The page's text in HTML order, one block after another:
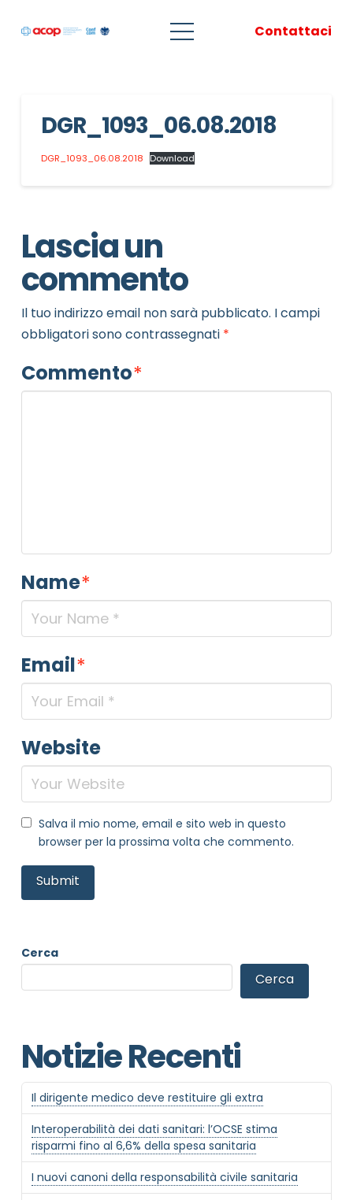
Contattaci
DGR_1093_06.08.2018
DGR_1093_06.08.2018 Download
Lascia un
commento
Il tuo indirizzo email non sarà pubblicato. I campi
obbligatori sono contrassegnati *
Commento*
Name*
Email*
Website
Salva il mio nome, email e sito web in questo
browser per la prossima volta che commento.
Cerca
Cerca
Notizie Recenti
Il dirigente medico deve restituire gli extra
Interoperabilità dei dati sanitari: l’OCSE stima
risparmi fino al 6,6% della spesa sanitaria
I nuovi canoni della responsabilità civile sanitaria